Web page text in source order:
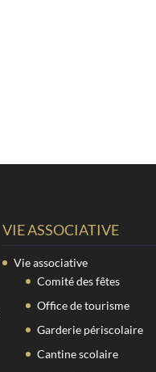
VIE ASSOCIATIVE
Vie associative
Comité des fêtes
Office de tourisme
Garderie périscolaire
Cantine scolaire